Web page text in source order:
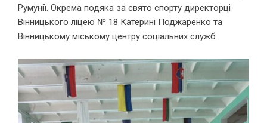
Румунії. Окрема подяка за свято спорту директорці
Вінницького ліцею № 18 Катерині Поджаренко та
Вінницькому міському центру соціальних служб.